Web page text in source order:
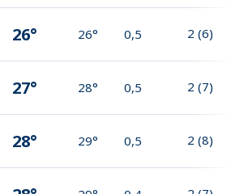
26° 26° 0,5 2 (6)
27° 28° 0,5 2 (7)
28° 29° 0,5 2 (8)